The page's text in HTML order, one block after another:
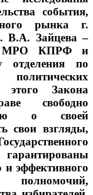
события,
рынка г.
В.А. Зайцева –
МРО КПРФ и
отделения по
Закона
свободно
о своей
свои взгляды,
и эффективного
полномочий,